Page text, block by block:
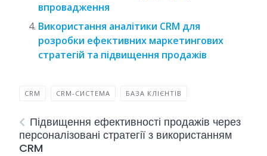
впровадження
Використання аналітики CRM для
розробки ефективних маркетингових
стратегій та підвищення продажів
CRM CRM-СИСТЕМА БАЗА КЛІЄНТІВ
Підвищення ефективності продажів через
персоналізовані стратегії з використанням
CRM